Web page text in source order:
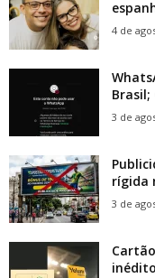
4 de
3 de
rígida
3 de